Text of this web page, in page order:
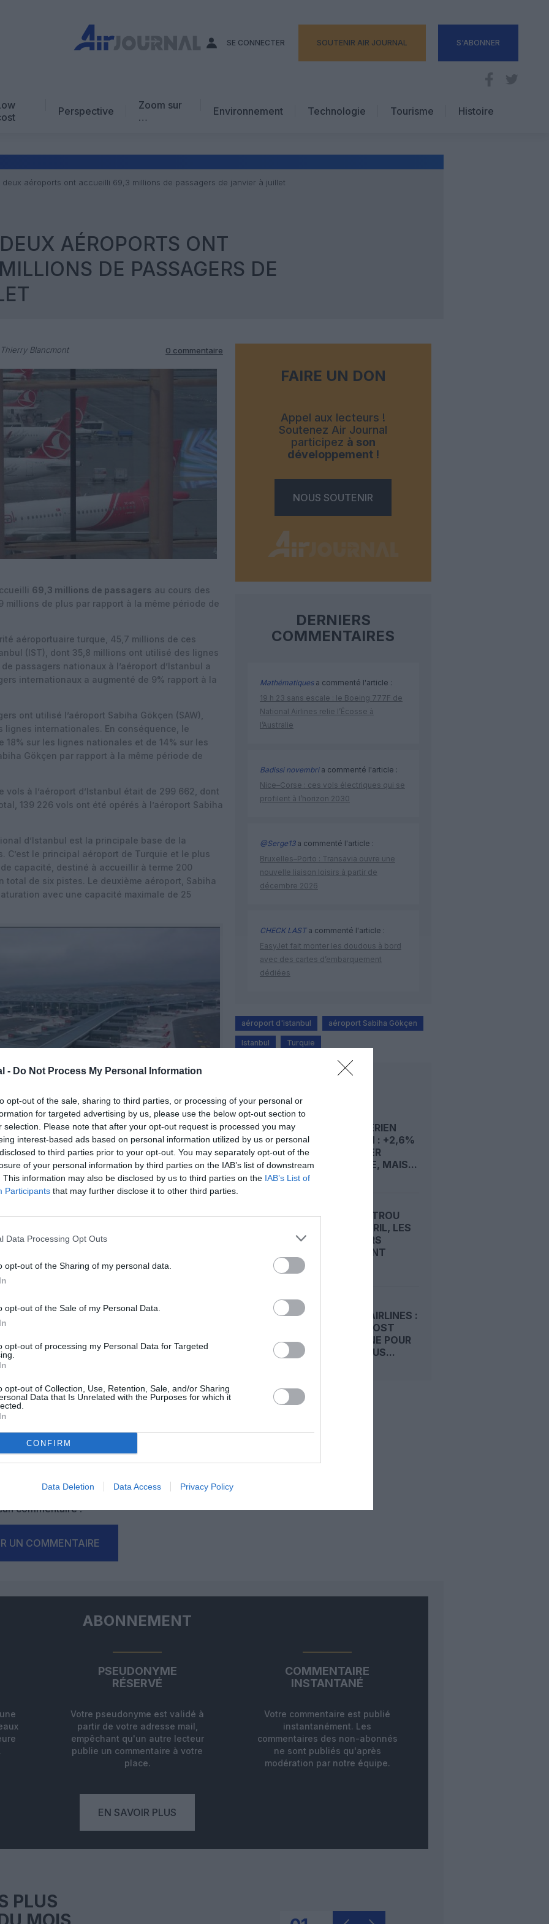
- Do Not Process My Personal Information
opt-out of the sale, sharing to third parties, or processing of your personal or
for targeted advertising by us, please use the below opt-out section to
selection. Please note that after your opt-out request is processed you may
interest-based ads based on personal information utilized by us or personal
to third parties prior to your opt-out. You may separately opt-out of the
of your personal information by third parties on the IAB’s list of downstream
This information may also be disclosed by us to third parties on the IAB’s List of
Participants that may further disclose it to other third parties.
Data Processing Opt Outs
opt-out of the Sharing of my personal data.
opt-out of the Sale of my Personal Data.
opt-out of processing my Personal Data for Targeted
opt-out of Collection, Use, Retention, Sale, and/or Sharing
Data that Is Unrelated with the Purposes for which it
CONFIRM
Data Deletion Data Access Privacy Policy
SE CONNECTER SOUTENIR AIR JOURNAL S'ABONNER
Perspective
Zoom sur
…
Avis d’expert
Environnement Technologie
Tourisme
Hôtellerie
Histoire
deux aéroports ont accueilli 69,3 millions de passagers de janvier à juillet
AÉROPORTS ONT
DE PASSAGERS DE
Blancmont 0 commentaire
69,3 millions de passagers au cours des
millions de plus par rapport à la même période de
aéroportuaire turque, 45,7 millions de ces
(IST), dont 35,8 millions ont utilisé des lignes
passagers nationaux à l’aéroport d’Istanbul a
internationaux a augmenté de 9% rapport à la
ont utilisé l’aéroport Sabiha Gökçen (SAW),
lignes internationales. En conséquence, le
18% sur les lignes nationales et de 14% sur les
Gökçen par rapport à la même période de
à l’aéroport d’Istanbul était de 299 662, dont
139 226 vols ont été opérés à l’aéroport Sabiha
d’Istanbul est la principale base de la
C’est le principal aéroport de Turquie et le plus
capacité, destiné à accueillir à terme 200
total de six pistes. Le deuxième aéroport, Sabiha
avec une capacité maximale de 25
apprécié l’article ?
SOUTENIR
FacebookTwitterPinterestLinkedInEmail Print
commentaire !
UN COMMENTAIRE
FAIRE UN DON
Appel aux lecteurs !
Soutenez Air Journal
participez à son
développement !
NOUS SOUTENIR
DERNIERS
COMMENTAIRES
Mathématiquesa commenté l'article :
19 h 23 sans escale : le Boeing 777F de
National Airlines relie l’Écosse à
l’Australie
Badissi novembria commenté l'article :
Nice–Corse : ces vols électriques qui se
profilent à l’horizon 2030
@Serge13a commenté l'article :
Bruxelles–Porto : Transavia ouvre une
nouvelle liaison loisirs à partir de
décembre 2026
CHECK LASTa commenté l'article :
EasyJet fait monter les doudous à bord
avec des cartes d’embarquement
dédiées
aéroport d'istanbul aéroport Sabiha Gökçen
Istanbul Turquie
TRAFIC AÉRIEN
EUROPÉEN : +2,6%
AU PREMIER
SEMESTRE, MAIS...
APRÈS LE TROU
D’AIR D’AVRIL, LES
PASSAGERS
REVIENNENT
TURKISH AIRLINES :
LA LOW-COST
AJET SIGNE POUR
CINQ AIRBUS...
ABONNEMENT
PSEUDONYME
RÉSERVÉ
Votre pseudonyme est validé à
partir de votre adresse mail,
empêchant qu'un autre lecteur
publie un commentaire à votre
place.
COMMENTAIRE
INSTANTANÉ
Votre commentaire est publié
instantanément. Les
commentaires des non-abonnés
ne sont publiés qu'après
modération par notre équipe.
EN SAVOIR PLUS
PLUS